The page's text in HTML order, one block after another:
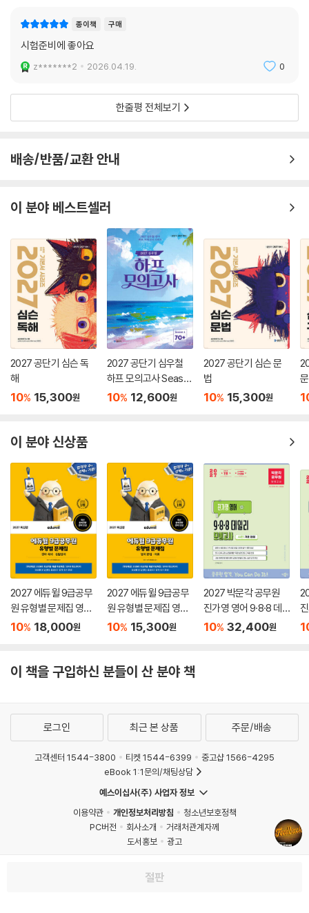
종이책 구매
시험준비에 좋아요
z*******2 2026.04.19. 0
한줄평 전체보기
배송/반품/교환 안내
이 분야 베스트셀러
2027 공단기 심슨 독
해
10% 15,300원
2027 공단기 심우철
하프 모의고사 Seaso
n 1: 70+
10% 12,600원
2027 공단기 심슨 문
법
10% 15,300원
문
이 분야 신상품
2027 에듀윌 9급공무
원 유형별 문제집 영어
독해·생활영어
10% 18,000원
2027 에듀윌 9급공무
원 유형별 문제집 영어
문법·어휘
10% 15,300원
2027 박문각 공무원
진가영 영어 9·8·8 데
일리 모의고사 시즌1 기
10% 32,400원
이 책을 구입하신 분들이 산 분야 책
절판
로그인 최근 본 상품 주문/배송
고객센터 1544-3800 티켓 1544-6399
중고샵 1566-4295
eBook 1:1문의/채팅상담
예스이십사(주) 사업자 정보
이용약관
개인정보처리방침
청소년보호정책
PC버전
회사소개
거래처관계자께
도서홍보
광고